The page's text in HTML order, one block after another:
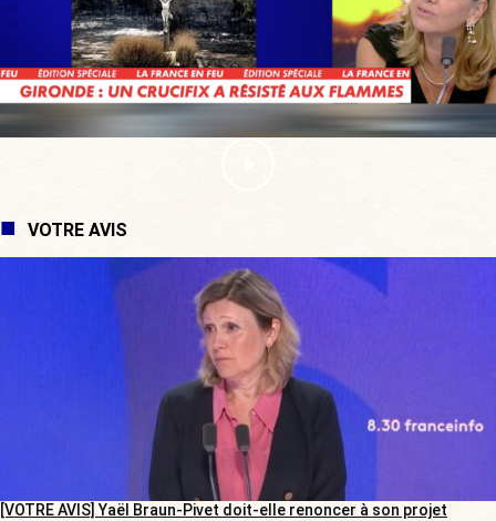
VOTRE AVIS
[VOTRE AVIS] Yaël Braun-Pivet doit-elle renoncer à son projet